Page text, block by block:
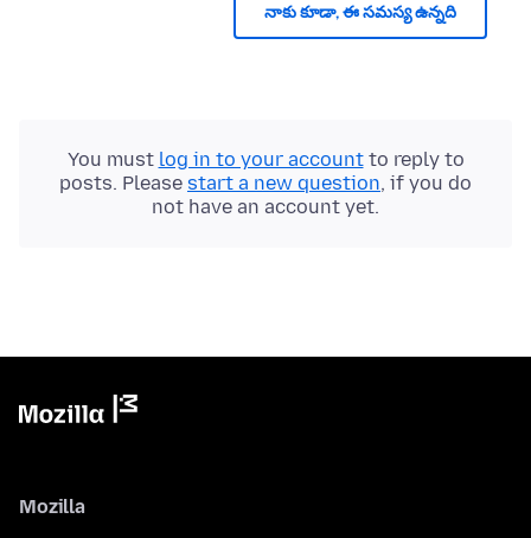
నాకు కూడా, ఈ సమస్య ఉన్నది
You must log in to your accountto reply to
posts. Please start a new question, if you do
not have an account yet.
Mozilla